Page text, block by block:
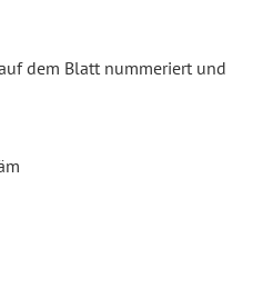
dem Blatt nummeriert und